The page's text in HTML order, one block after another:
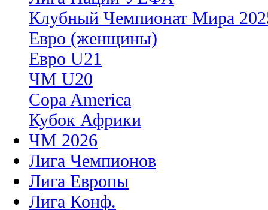
Клубный Чемпионат Мира
Евро (женщины)
Евро U21
ЧМ U20
Copa America
Кубок Африки
ЧМ 2026
Лига Чемпионов
Лига Европы
Лига Конф.